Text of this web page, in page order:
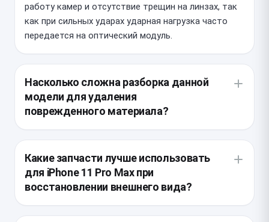
работу камер и отсутствие трещин на линзах, так
как при сильных ударах ударная нагрузка часто
передается на оптический модуль.
Насколько сложна разборка данной
модели для удаления
поврежденного материала?
безопасной замены требуется прогрев на
сепараторе и использование лазерной установки.
Это минимизирует риск повреждения шлейфов
беспроводной зарядки и антенн, расположенных в
Какие запчасти лучше использовать
для iPhone 11 Pro Max при
восстановлении внешнего вида?